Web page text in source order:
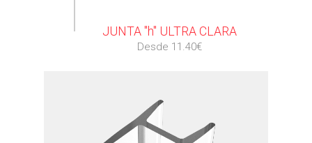
JUNTA "h" ULTRA CLARA
Desde 11.40€